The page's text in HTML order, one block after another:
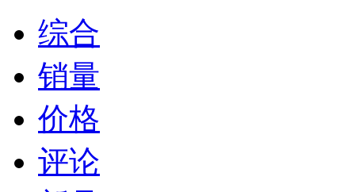
综合
销量
价格
评论